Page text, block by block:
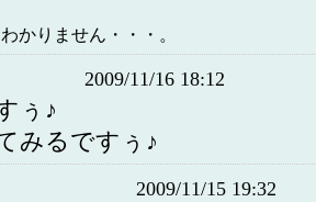
かりません・・・。
2009/11/16 18:12
ぅ♪
みるですぅ♪
2009/11/15 19:32